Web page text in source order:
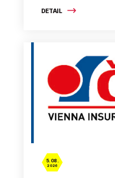
DETAIL
5. 08.
2026